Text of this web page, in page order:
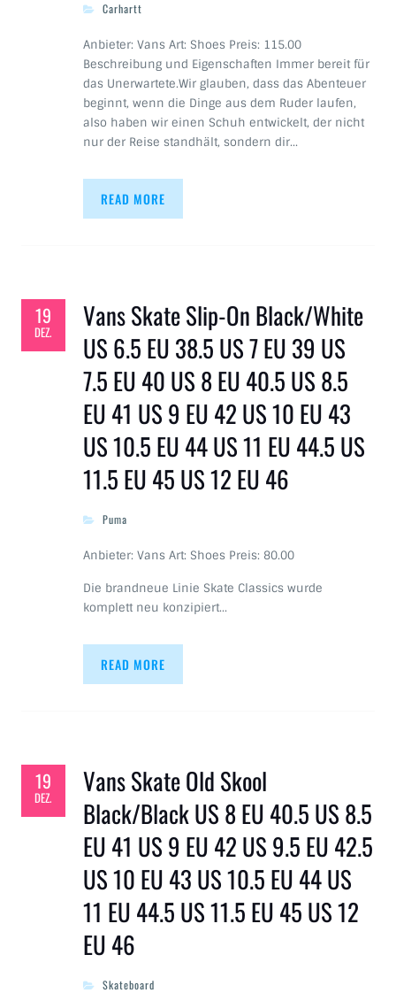
Carhartt
Anbieter: Vans Art: Shoes Preis: 115.00
Beschreibung und Eigenschaften Immer bereit für
das Unerwartete.Wir glauben, dass das Abenteuer
beginnt, wenn die Dinge aus dem Ruder laufen,
also haben wir einen Schuh entwickelt, der nicht
nur der Reise standhält, sondern dir…
READ MORE
19
DEZ.
Vans Skate Slip-On Black/White
US 6.5 EU 38.5 US 7 EU 39 US
7.5 EU 40 US 8 EU 40.5 US 8.5
EU 41 US 9 EU 42 US 10 EU 43
US 10.5 EU 44 US 11 EU 44.5 US
11.5 EU 45 US 12 EU 46
Puma
Anbieter: Vans Art: Shoes Preis: 80.00
Die brandneue Linie Skate Classics wurde
komplett neu konzipiert…
READ MORE
19
DEZ.
Vans Skate Old Skool
Black/Black US 8 EU 40.5 US 8.5
EU 41 US 9 EU 42 US 9.5 EU 42.5
US 10 EU 43 US 10.5 EU 44 US
11 EU 44.5 US 11.5 EU 45 US 12
EU 46
Skateboard